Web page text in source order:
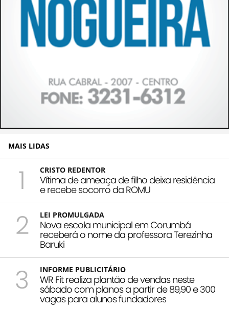
MAIS LIDAS
1 CRISTO REDENTOR
Vítima de ameaça de filho deixa residência
e recebe socorro da ROMU
2 LEI PROMULGADA
Nova escola municipal em Corumbá
receberá o nome da professora Terezinha
Baruki
3 INFORME PUBLICITÁRIO
WR Fit realiza plantão de vendas neste
sábado com planos a partir de 89,90 e 300
vagas para alunos fundadores